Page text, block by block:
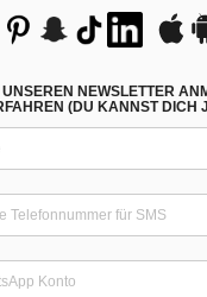
NEWSLETTER
(DU KANNST DICH